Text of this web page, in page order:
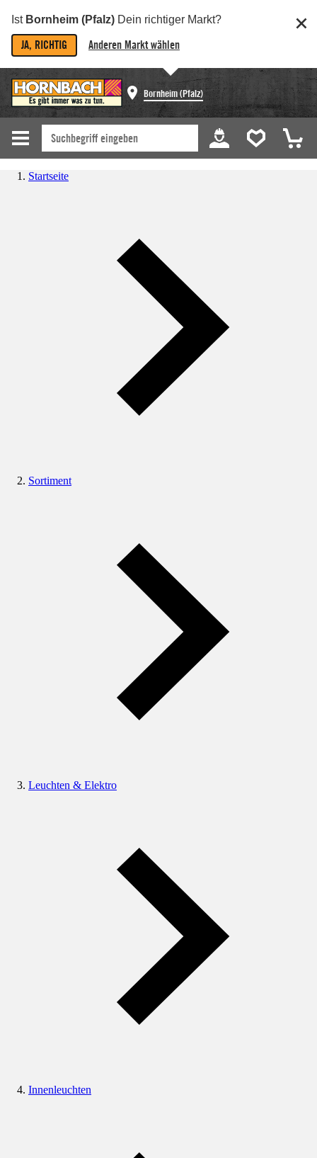
Ist Bornheim (Pfalz) Dein richtiger Markt?
JA, RICHTIG Anderen Markt wählen
Bornheim (Pfalz)
Startseite
Sortiment
Leuchten & Elektro
Innenleuchten